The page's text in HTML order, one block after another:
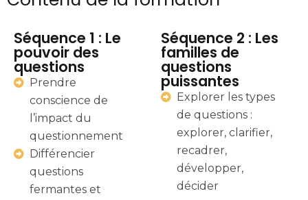
Séquence 1 : Le
pouvoir des
questions
Prendre
conscience de
l’impact du
questionnement
Différencier
questions
fermantes et
Séquence 2 : Les
familles de
questions
puissantes
Explorer les types
de questions :
explorer, clarifier,
recadrer,
développer,
décider